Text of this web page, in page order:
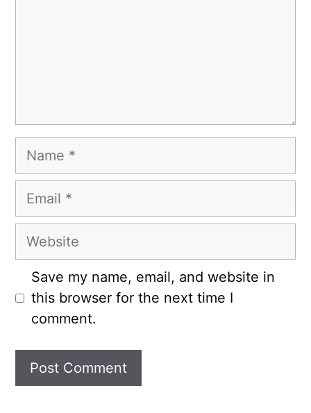
Name
Email
Website
Save my name, email, and website in
this browser for the next time I
comment.